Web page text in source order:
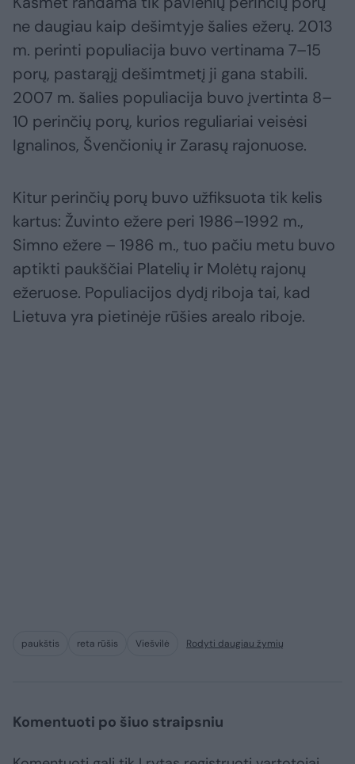
ne daugiau kaip dešimtyje šalies ežerų. 2013
m. perinti populiacija buvo vertinama 7–15
porų, pastarąjį dešimtmetį ji gana stabili.
2007 m. šalies populiacija buvo įvertinta 8–
10 perinčių porų, kurios reguliariai veisėsi
Ignalinos, Švenčionių ir Zarasų rajonuose.
Kitur perinčių porų buvo užfiksuota tik kelis
kartus: Žuvinto ežere peri 1986–1992 m.,
Simno ežere – 1986 m., tuo pačiu metu buvo
aptikti paukščiai Platelių ir Molėtų rajonų
ežeruose. Populiacijos dydį riboja tai, kad
Lietuva yra pietinėje rūšies arealo riboje.
paukštis reta rūšis Viešvilė Rodyti daugiau žymių
Komentuoti po šiuo straipsniu